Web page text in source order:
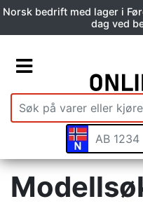
Norsk bedrift med lager i
dag ved